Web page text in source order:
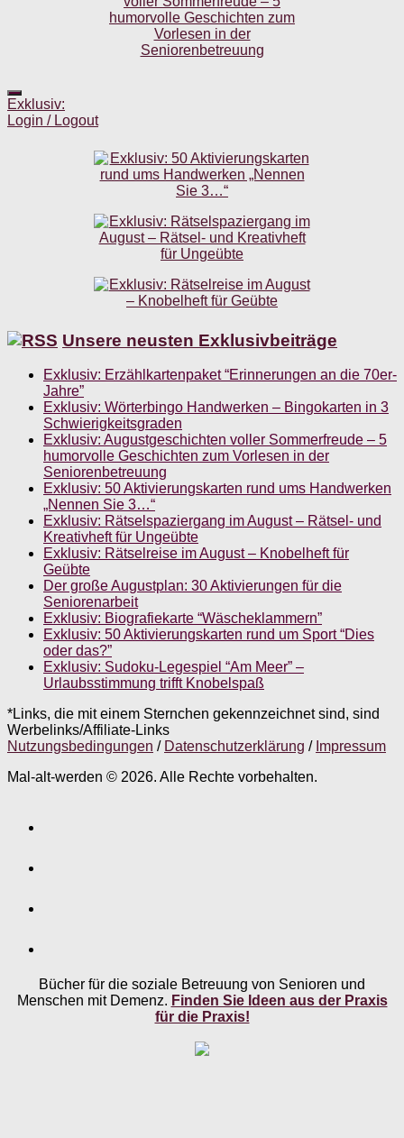
Exklusiv:
Login / Logout
Unsere neusten Exklusivbeiträge
Exklusiv: Erzählkartenpaket “Erinnerungen an die 70er-
Jahre”
Exklusiv: Wörterbingo Handwerken – Bingokarten in 3
Schwierigkeitsgraden
Exklusiv: Augustgeschichten voller Sommerfreude – 5
humorvolle Geschichten zum Vorlesen in der
Seniorenbetreuung
Exklusiv: 50 Aktivierungskarten rund ums Handwerken
„Nennen Sie 3…“
Exklusiv: Rätselspaziergang im August – Rätsel- und
Kreativheft für Ungeübte
Exklusiv: Rätselreise im August – Knobelheft für
Geübte
Der große Augustplan: 30 Aktivierungen für die
Seniorenarbeit
Exklusiv: Biografiekarte “Wäscheklammern”
Exklusiv: 50 Aktivierungskarten rund um Sport “Dies
oder das?”
Exklusiv: Sudoku-Legespiel “Am Meer” –
Urlaubsstimmung trifft Knobelspaß
*Links, die mit einem Sternchen gekennzeichnet sind, sind
Werbelinks/Affiliate-Links
Nutzungsbedingungen / Datenschutzerklärung / Impressum
Mal-alt-werden © 2026. Alle Rechte vorbehalten.
Bücher für die soziale Betreuung von Senioren und
Menschen mit Demenz. Finden Sie Ideen aus der Praxis
für die Praxis!